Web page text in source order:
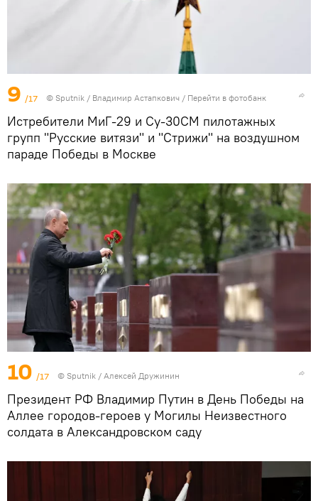
9 /17 © Sputnik / Владимир Астапкович / Перейти в фотобанк
Истребители МиГ-29 и Су-30СМ пилотажных
групп "Русские витязи" и "Стрижи" на воздушном
параде Победы в Москве
10 /17 © Sputnik / Алексей Дружинин
Президент РФ Владимир Путин в День Победы на
Аллее городов-героев у Могилы Неизвестного
солдата в Александровском саду